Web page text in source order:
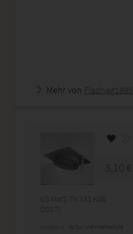
Mehr von Fladnag1995
3,10 €
ILS MatS 7N XX1 K05
(2017)
Abitur und Hochschule